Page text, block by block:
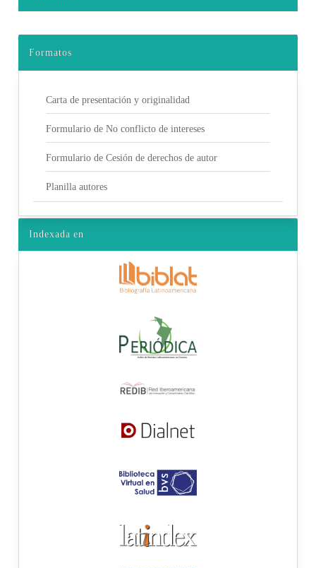
Formatos
Carta de presentación y originalidad
Formulario de No conflicto de intereses
Formulario de Cesión de derechos de autor
Planilla autores
Indexada en